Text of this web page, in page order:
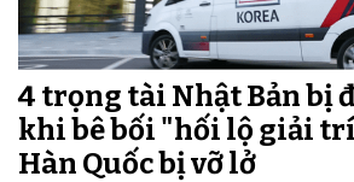
4 trọng tài Nhật Bản bị
khi bê bối "hối lộ giải
Hàn Quốc bị vỡ lở